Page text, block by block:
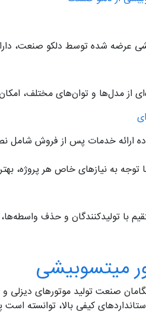
عرضه شده توسط دلکو صنعت،
از مدل‌ها و توان‌های مختلف،
خدمات پس از فروش شامل
به نیازهای خاص هر پروژه،
با تولیدکنندگان و حذف
میتسوبیشی
صنعت تولید موتورهای دیزلی
استانداردهای کیفی بالا، توانسته